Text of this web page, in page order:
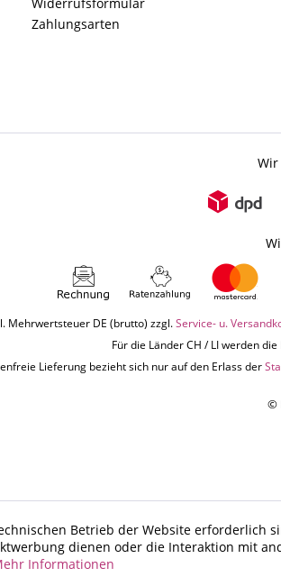
Zahlungsarten
Mehrwertsteuer DE (brutto) zzgl.Service- u.
Für die Länder CH / LI werden
Lieferung bezieht sich nur auf den Erlass der
©
Betrieb der Website erforderlich
dienen oder die Interaktion mit
Informationen